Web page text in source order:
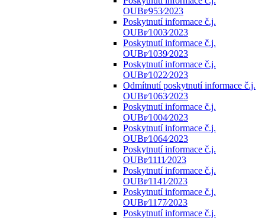
OUBr⁄953⁄2023
Poskytnutí informace č.j.
OUBr⁄1003⁄2023
Poskytnutí informace č.j.
OUBr⁄1039⁄2023
Poskytnutí informace č.j.
OUBr⁄1022⁄2023
Odmítnutí poskytnutí informace č.j.
OUBr⁄1063⁄2023
Poskytnutí informace č.j.
OUBr⁄1004⁄2023
Poskytnutí informace č.j.
OUBr⁄1064⁄2023
Poskytnutí informace č.j.
OUBr⁄1111⁄2023
Poskytnutí informace č.j.
OUBr⁄1141⁄2023
Poskytnutí informace č.j.
OUBr⁄1177⁄2023
Poskytnutí informace č.j.